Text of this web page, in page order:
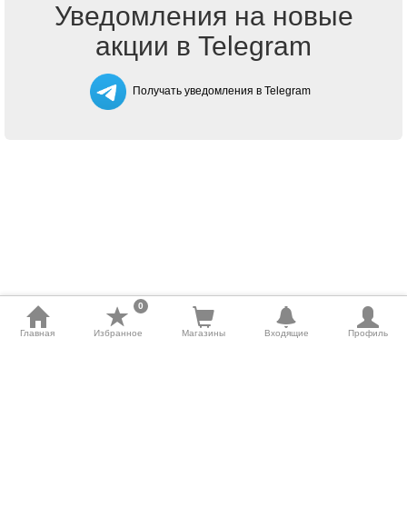
Уведомления на новые
акции в Telegram
Получать уведомления в Telegram
Главная Избранное
0
Магазины Входящие Профиль